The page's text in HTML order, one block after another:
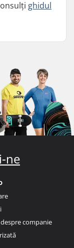
ghidul
ne
companie